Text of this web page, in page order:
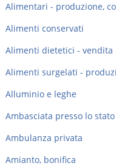
Alimentari - produzione,
Alimenti conservati
Alimenti dietetici - vendita
Alimenti surgelati -
Alluminio e leghe
Ambasciata presso lo
Ambulanza privata
Amianto, bonifica